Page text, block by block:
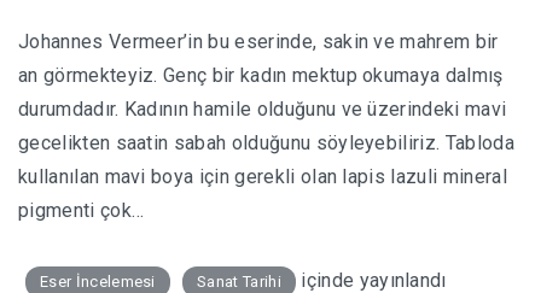
Johannes Vermeer’in bu eserinde, sakin ve mahrem bir
an görmekteyiz. Genç bir kadın mektup okumaya dalmış
durumdadır. Kadının hamile olduğunu ve üzerindeki mavi
gecelikten saatin sabah olduğunu söyleyebiliriz. Tabloda
kullanılan mavi boya için gerekli olan lapis lazuli mineral
pigmenti çok…
Eser İncelemesi Sanat Tarihi içinde yayınlandı